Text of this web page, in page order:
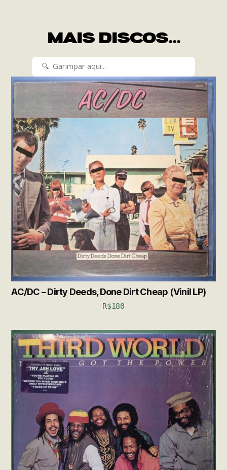
MAIS DISCOS...
AC/DC – Dirty Deeds, Done Dirt Cheap (Vinil LP)
R$180